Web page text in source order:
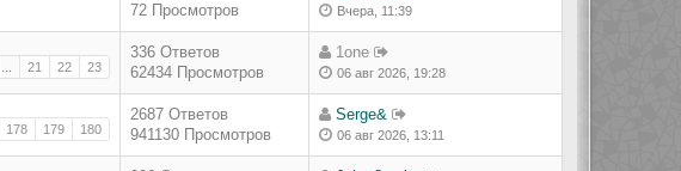
72 Просмотров
Вчера, 11:39
21 22 23
336 Ответов
62434 Просмотров
1one
06 авг 2026, 19:28
178 179 180
2687 Ответов
941130 Просмотров
Serge&
06 авг 2026, 13:11